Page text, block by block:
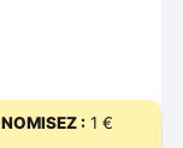
: 1 €